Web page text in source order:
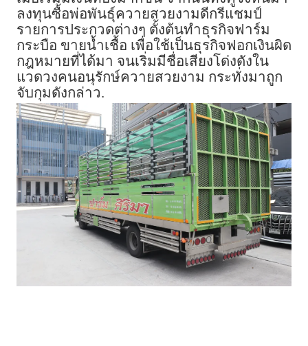
ลงทุนซื้อพ่อพันธุ์ควายสวยงามดีกรีแชมป์
รายการประกวดต่างๆ ตั้งต้นทำธุรกิจฟาร์ม
กระบือ ขายน้ำเชื้อ เพื่อใช้เป็นธุรกิจฟอกเงินผิด
กฎหมายที่ได้มา จนเริ่มมีชื่อเสียงโด่งดังใน
แวดวงคนอนุรักษ์ควายสวยงาม กระทั่งมาถูก
จับกุมดังกล่าว.